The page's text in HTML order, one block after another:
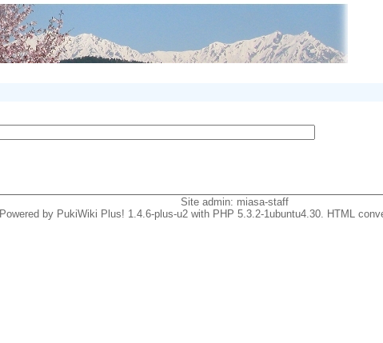
Site admin: miasa-staff
Powered by PukiWiki Plus! 1.4.6-plus-u2 with PHP 5.3.2-1ubuntu4.30. HTML